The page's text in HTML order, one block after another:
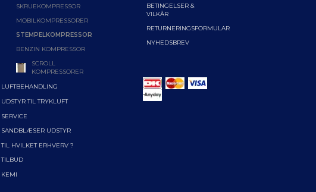
SKRUEKOMPRESSOR
MOBILKOMPRESSORER
STEMPELKOMPRESSOR
BENZIN KOMPRESSOR
SCROLL
KOMPRESSORER
LUFTBEHANDLING
UDSTYR TIL TRYKLUFT
SERVICE
SANDBLÆSER UDSTYR
TIL HVILKET ERHVERV ?
TILBUD
KEMI
BETINGELSER &
VILKÅR
RETURNERINGSFORMULAR
NYHEDSBREV